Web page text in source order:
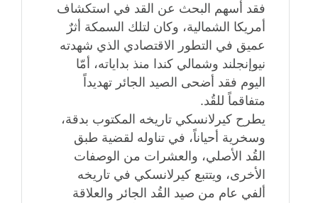
فقد أسهم البحث عن القد في استكشاف
أمريكا الشمالية، وكان لتلك السمكة أثرٌ
عميق في التطور الاقتصادي الذي شهدته
نيوإنجلند وشمالي كندا منذ بداياته، أمّا
اليوم فقد أضحى الصيد الجائر تهديداً
متفاقماً للقُد.
يطرح كيرلانسكي تاريخه المكتوب بدقة،
وسخرية أحياناً، في تناوله لقضية طبق
القُد الأصلي، والعشرات من الوصفات
الأخرى، ويتتبع كيرلانسكي في تاريخه
ألفي عام من صيد القُد الجائر والعلاقة